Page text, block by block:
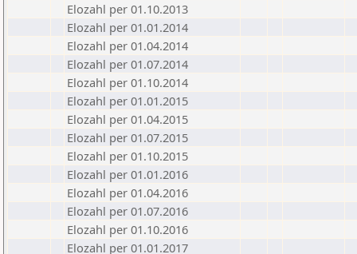
Elozahl per 01.10.2013
Elozahl per 01.01.2014
Elozahl per 01.04.2014
Elozahl per 01.07.2014
Elozahl per 01.10.2014
Elozahl per 01.01.2015
Elozahl per 01.04.2015
Elozahl per 01.07.2015
Elozahl per 01.10.2015
Elozahl per 01.01.2016
Elozahl per 01.04.2016
Elozahl per 01.07.2016
Elozahl per 01.10.2016
Elozahl per 01.01.2017